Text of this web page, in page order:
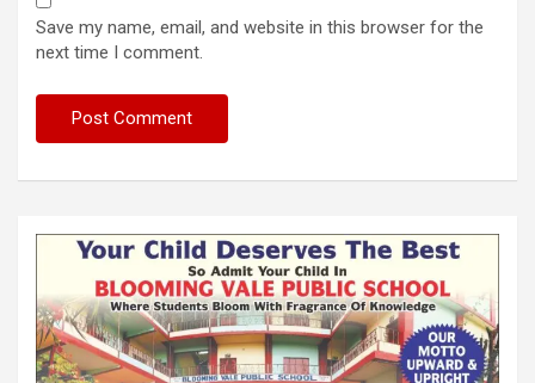
Save my name, email, and website in this browser for the
next time I comment.